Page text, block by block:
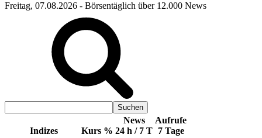
Freitag, 07.08.2026 - Börsentäglich über 12.000 News
Indizes Kurs %
News
24 h / 7 T
Aufrufe
7 Tage